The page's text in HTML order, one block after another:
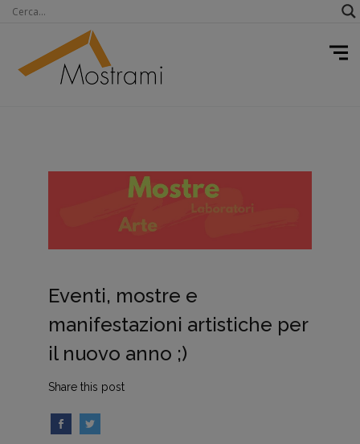
Eventi, mostre e
manifestazioni artistiche per
il nuovo anno ;)
Share this post